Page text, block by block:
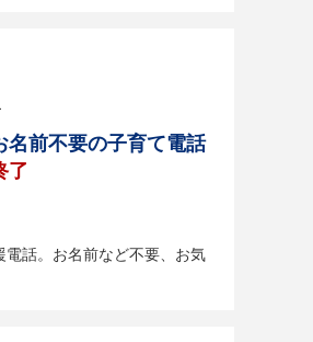
名前不要の子育て電話
了
話。お名前など不要、お気